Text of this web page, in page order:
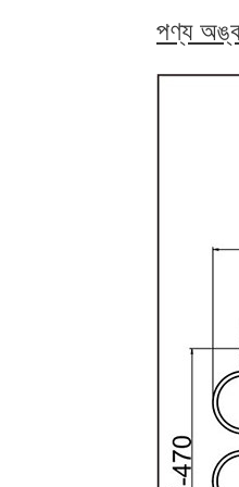
পণ্য